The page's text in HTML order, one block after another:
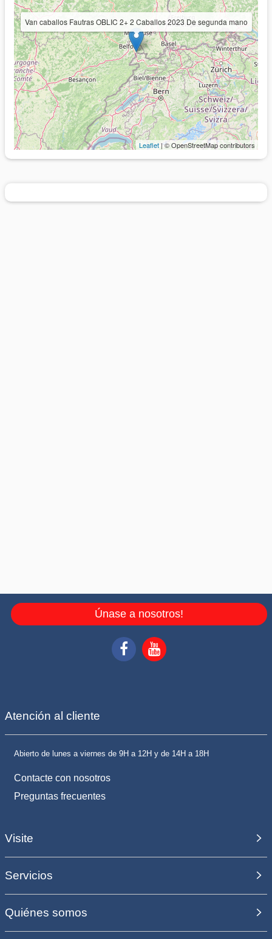
Van caballos Fautras OBLIC 2+ 2 Caballos 2023 De segunda mano
Leaflet | © OpenStreetMap contributors
Únase a nosotros!
Atención al cliente
Abierto de lunes a viernes de 9H a 12H y de 14H a 18H
Contacte con nosotros
Preguntas frecuentes
Visite
Servicios
Quiénes somos